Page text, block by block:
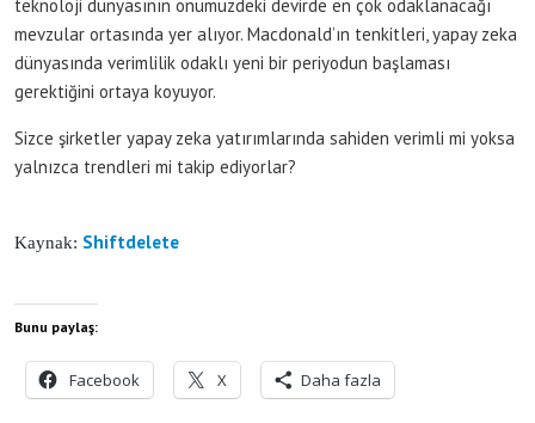
teknoloji dünyasının önümüzdeki devirde en çok odaklanacağı
mevzular ortasında yer alıyor. Macdonald’ın tenkitleri, yapay zeka
dünyasında verimlilik odaklı yeni bir periyodun başlaması
gerektiğini ortaya koyuyor.
Sizce şirketler yapay zeka yatırımlarında sahiden verimli mi yoksa
yalnızca trendleri mi takip ediyorlar?
Kaynak: Shiftdelete
Bunu paylaş:
Facebook X Daha fazla